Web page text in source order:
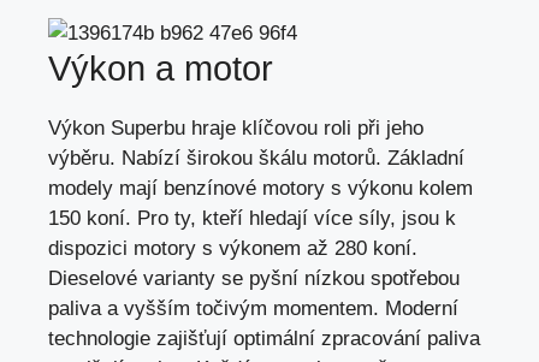
Výkon a motor
Výkon Superbu hraje klíčovou roli při jeho
výběru. Nabízí širokou škálu motorů. Základní
modely mají benzínové motory s výkonu kolem
150 koní. Pro ty, kteří hledají více síly, jsou k
dispozici motory s výkonem až 280 koní.
Dieselové varianty se pyšní nízkou spotřebou
paliva a vyšším točivým momentem. Moderní
technologie zajišťují optimální zpracování paliva